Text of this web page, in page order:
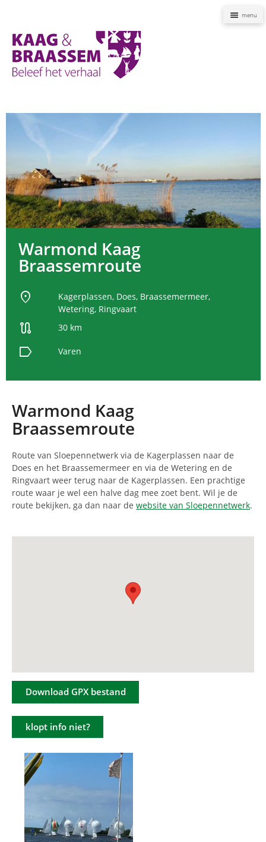
Warmond Kaag
Braassemroute
location_on
Kagerplassen, Does, Braassemermeer,
Wetering, Ringvaart
route 30 km
label Varen
Warmond Kaag
Braassemroute
Route van Sloepennetwerk via de Kagerplassen naar de
Does en het Braassemermeer en via de Wetering en de
Ringvaart weer terug naar de Kagerplassen. Een prachtige
route waar je wel een halve dag mee zoet bent. Wil je de
route bekijken, ga dan naar de website van Sloepennetwerk.
Download GPX bestand
klopt info niet?